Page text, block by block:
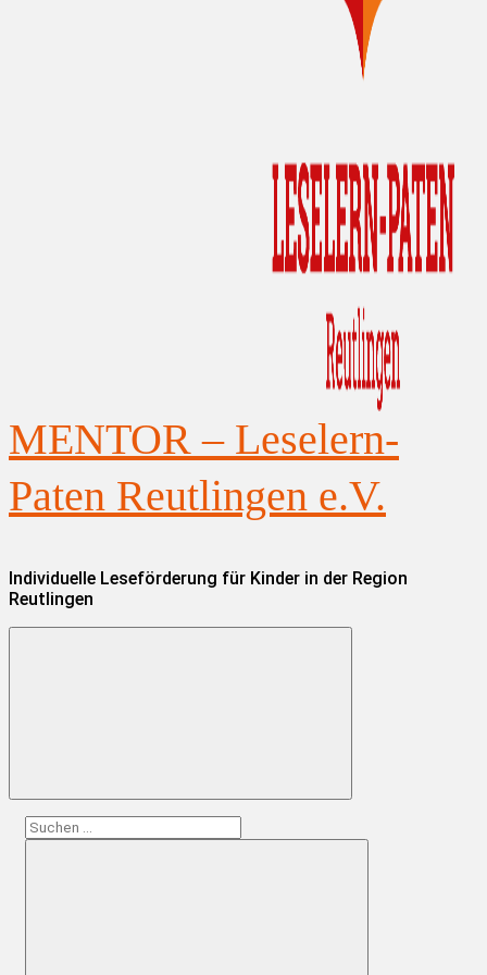
MENTOR – Leselern-
Paten Reutlingen e.V.
Individuelle Leseförderung für Kinder in der Region
Reutlingen
Suchen
nach: